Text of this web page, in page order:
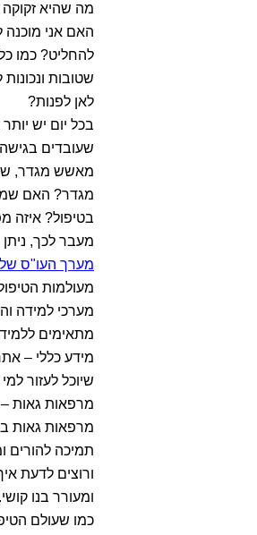
מה שהיא
האם אני מוכנה
להחליט? כמו
שטובות ונכונות
לאן לפנות?
בכל יום יש
שעובדים
מאשש מגדר,
מגדר? האם
בטיפול? איזה
מעבר לכך, ניתן
מערך העו"ס
מעולמות
מערכי למידה
מתאימים
מידע כללי –
שיוכל לעזור
מרפאות גאות –
מרפאות גאות
תמיכה להורים
ורוצים לדעת
ומעורר בנו קושי.
כמו שעולם